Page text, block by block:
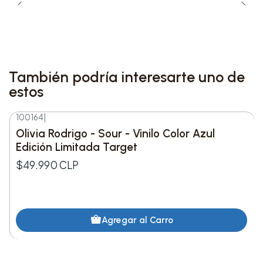
2. Cry for Me
3. São Paulo
4. Society (bonus)
6. The Abyss
7. Open Hearts
También podría interesarte uno de
estos
100164
Olivia Rodrigo - Sour - Vinilo Color Azul
Edición Limitada Target
$49.990 CLP
Agregar al Carro